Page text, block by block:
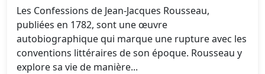
Les Confessions de Jean-Jacques Rousseau,
publiées en 1782, sont une œuvre
autobiographique qui marque une rupture avec les
conventions littéraires de son époque. Rousseau y
explore sa vie de manière...